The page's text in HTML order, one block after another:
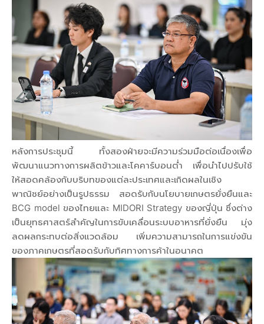
หลังการประชุมนี้ ทั้งสองฝ่ายจะมีความร่วมมือต่อเนื่องเพื่อ
พัฒนาแนวทางการผลิตข้าวและโคคาร์บอนต่ำ เพื่อนำไปปรับใช้
ให้สอดคล้องกับบริบทของแต่ละประเทศและเกิดผลในเชิง
พาณิชย์อย่างเป็นรูปธรรม สอดรับกับนโยบายเกษตรยั่งยืนและ
BCG model ของไทยและ MIDORI Strategy ของญี่ปุ่น ซึ่งต่าง
เป็นยุทธศาสตร์สำคัญในการขับเคลื่อนระบบอาหารที่ยั่งยืน มุ่ง
ลดผลกระทบต่อสิ่งแวดล้อม เพิ่มความสามารถในการแข่งขัน
ของภาคเกษตรที่สอดรับกับทิศทางการค้าในอนาคต